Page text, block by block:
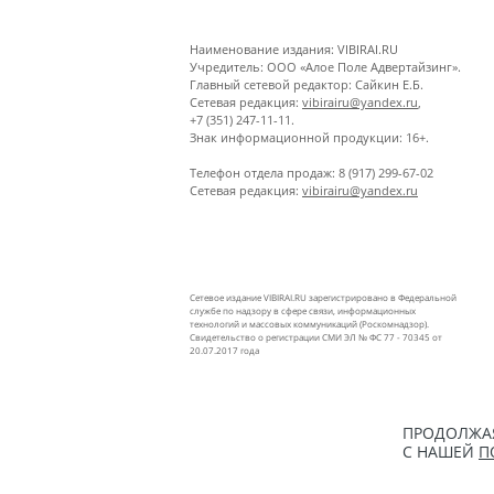
Наименование издания: VIBIRAI.RU
Учредитель: ООО «Алое Поле Адвертайзинг».
Главный сетевой редактор: Сайкин Е.Б.
Сетевая редакция: vibirairu@yandex.ru
+7 (351) 247-11-11.
Знак информационной продукции: 16+.
Телефон отдела продаж: 8 (917) 299-67-02
Сетевая редакция: vibirairu@yandex.ru
Сетевое издание VIBIRAI.RU зарегистрировано в Федеральной
службе по надзору в сфере связи, информационных
технологий и массовых коммуникаций (Роскомнадзор).
Свидетельство о регистрации СМИ ЭЛ № ФС 77 - 70345 от
20.07.2017 года
С НАШЕЙ